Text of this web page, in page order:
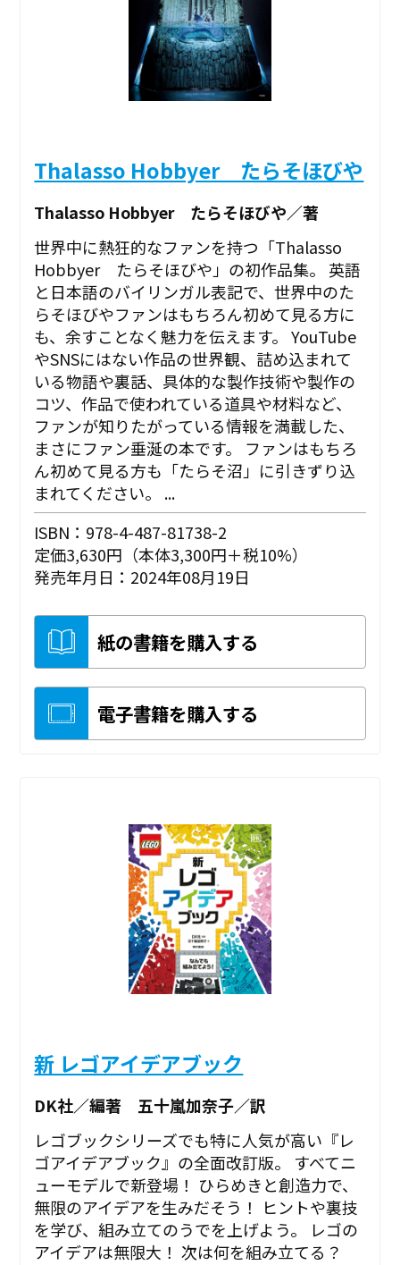
Thalasso Hobbyer たらそほびや
Thalasso Hobbyer たらそほびや／著
世界中に熱狂的なファンを持つ「Thalasso
Hobbyer たらそほびや」の初作品集。 英語
と日本語のバイリンガル表記で、世界中のた
らそほびやファンはもちろん初めて見る方に
も、余すことなく魅力を伝えます。 YouTube
やSNSにはない作品の世界観、詰め込まれて
いる物語や裏話、具体的な製作技術や製作の
コツ、作品で使われている道具や材料など、
ファンが知りたがっている情報を満載した、
まさにファン垂涎の本です。 ファンはもちろ
ん初めて見る方も「たらそ沼」に引きずり込
まれてください。 ...
ISBN：978-4-487-81738-2
定価3,630円（本体3,300円＋税10%）
発売年月日：2024年08月19日
紙の書籍を購入する
電子書籍を購入する
新 レゴアイデアブック
DK社／編著 五十嵐加奈子／訳
レゴブックシリーズでも特に人気が高い『レ
ゴアイデアブック』の全面改訂版。 すべてニ
ューモデルで新登場！ ひらめきと創造力で、
無限のアイデアを生みだそう！ ヒントや裏技
を学び、組み立てのうでを上げよう。 レゴの
アイデアは無限大！ 次は何を組み立てる？